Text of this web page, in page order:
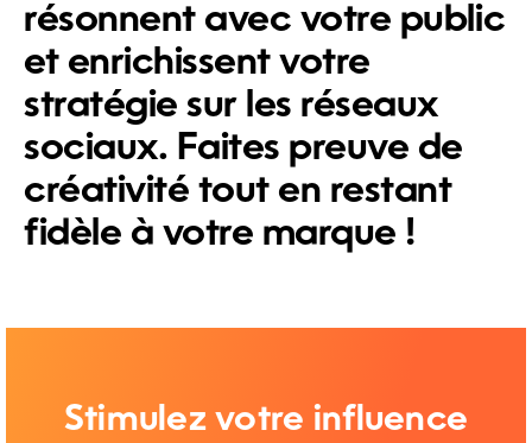
résonnent avec votre public
et enrichissent votre
stratégie sur les réseaux
sociaux. Faites preuve de
créativité tout en restant
fidèle à votre marque !
Stimulez votre influence